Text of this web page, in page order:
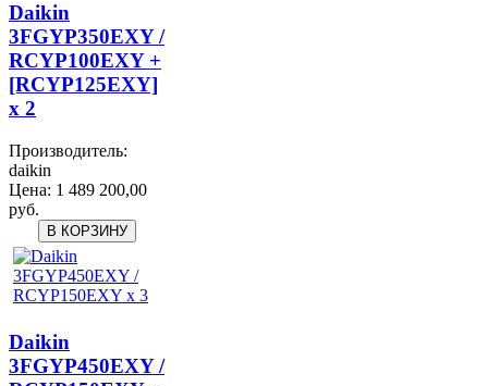
Daikin
3FGYP350EXY /
RCYP100EXY +
[RCYP125EXY]
x 2
Производитель:
daikin
Цена: 1 489 200,00
руб.
Daikin
3FGYP450EXY /